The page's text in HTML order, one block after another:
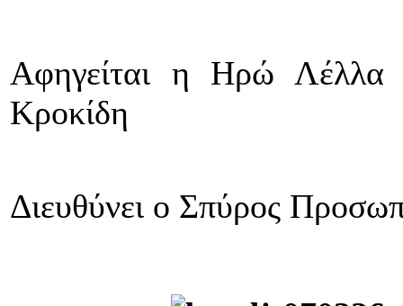
Αφηγείται η Ηρώ Λέλλα
Κροκίδη
Διευθύνει ο Σπύρος